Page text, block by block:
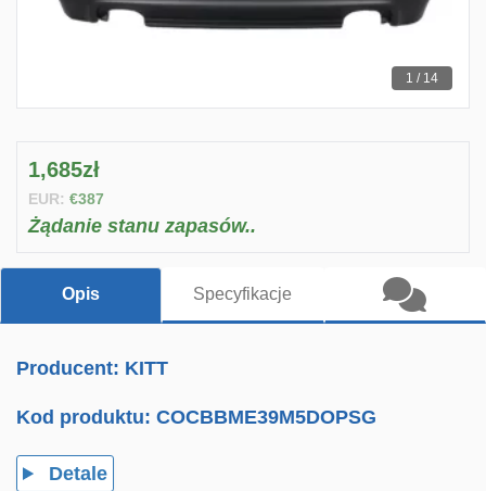
1 / 14
1,685zł
EUR: €387
Żądanie stanu zapasów..
Opis Specyfikacje
Producent: KITT
Kod produktu:COCBBME39M5DOPSG
Detale